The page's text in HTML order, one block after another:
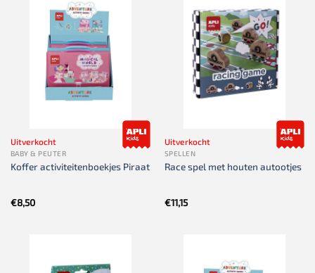
Uitverkocht
BABY & PEUTER
Koffer activiteitenboekjes Piraat
€8,50
Uitverkocht
SPELLEN
Race spel met houten autootjes
€11,15